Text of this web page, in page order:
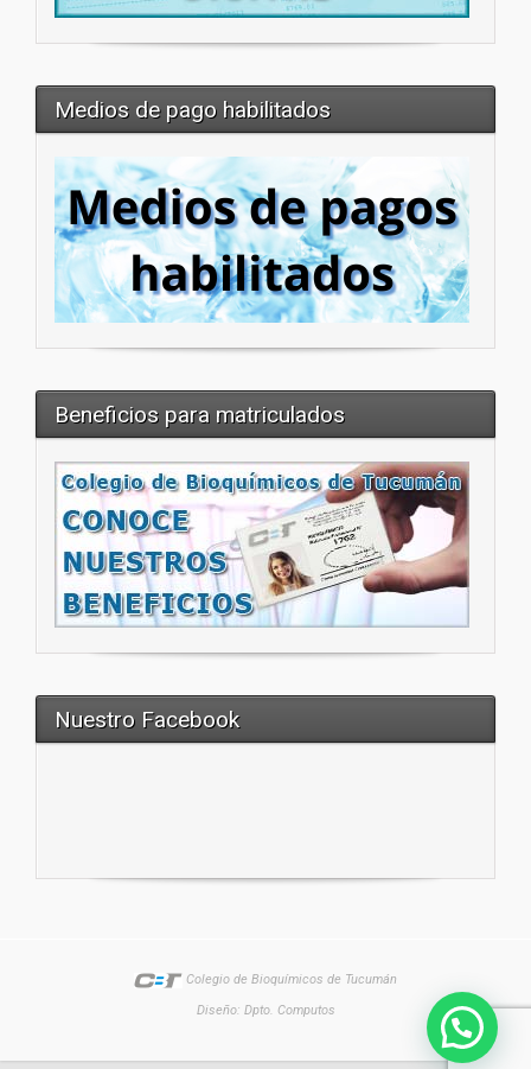
Medios de pago habilitados
Beneficios para matriculados
Nuestro Facebook
Colegio de Bioquímicos de Tucumán
Diseño: Dpto. Computos